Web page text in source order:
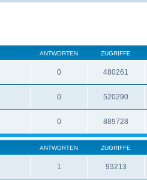
ANTWORTEN ZUGRIFFE
0 480261
0 520290
0 889728
ANTWORTEN ZUGRIFFE
1 93213